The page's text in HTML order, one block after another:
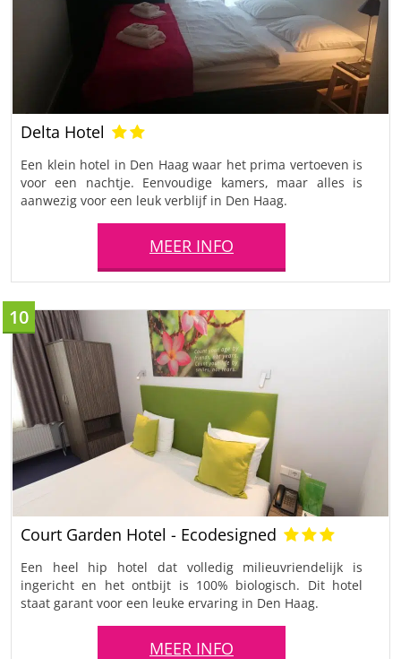
Delta Hotel
Een klein hotel in Den Haag waar het prima vertoeven is
voor een nachtje. Eenvoudige kamers, maar alles is
aanwezig voor een leuk verblijf in Den Haag.
MEER INFO
10
Court Garden Hotel - Ecodesigned
Een heel hip hotel dat volledig milieuvriendelijk is
ingericht en het ontbijt is 100% biologisch. Dit hotel
staat garant voor een leuke ervaring in Den Haag.
MEER INFO